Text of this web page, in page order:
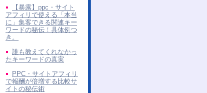
【暴露】ppc・サイト
アフィリで使える「本当
に」集客できる関連キー
ワードの秘伝！具体例つ
き。
誰も教えてくれなかっ
たキーワードの真実
PPC・サイトアフィリ
で報酬が倍増する比較サ
イトの秘伝術